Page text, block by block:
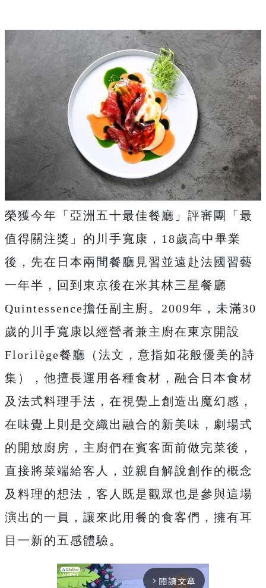
榮獲今年「亞洲五十最佳餐廳」評審團「最
值得關注獎」的川手寬康，18歲高中畢業
後，先在日本兩間餐廳見習並遠赴法國習藝
一年半，回到東京後在米其林三星餐廳
Quintessence擔任副主廚。2009年，未滿30
歲的川手寬康以經營者兼主廚在東京開設
Florilège餐廳（法文，意指如花般優美的詩
集），他擅長運用各種食材，融合日本食材
及法式料理手法，在視覺上創造出魔幻感，
在味覺上則是交織出融合的新美味，劇場式
的開放廚房，主廚們在賓客面前做完菜後，
直接將菜端給客人，並親自解說創作的概念
及料理的想法，客人既是觀眾也是參與這場
演出的一員，讓來此用餐的食客們，擁有耳
目一新的五感體驗。
arrow_forward_ios 閱讀文章